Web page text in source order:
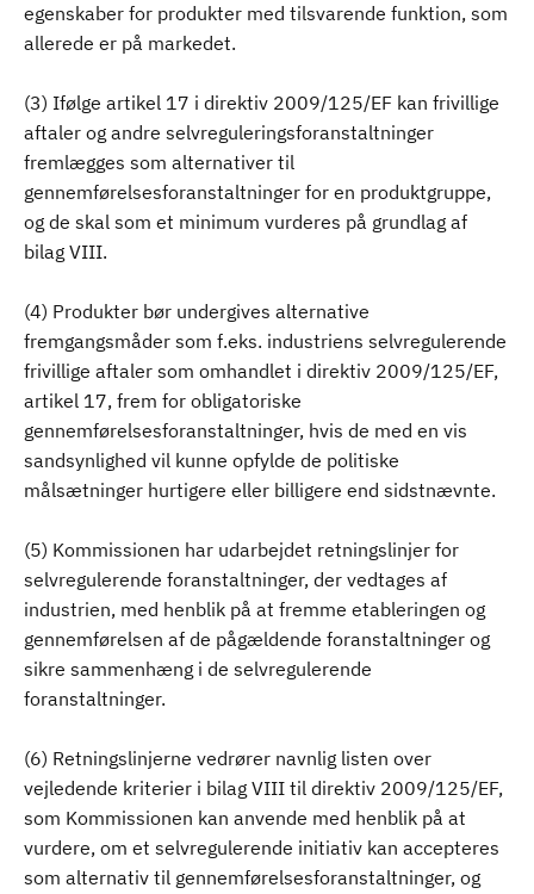
egenskaber for produkter med tilsvarende funktion, som
allerede er på markedet.
(3) Ifølge artikel 17 i direktiv 2009/125/EF kan frivillige
aftaler og andre selvreguleringsforanstaltninger
fremlægges som alternativer til
gennemførelsesforanstaltninger for en produktgruppe,
og de skal som et minimum vurderes på grundlag af
bilag VIII.
(4) Produkter bør undergives alternative
fremgangsmåder som f.eks. industriens selvregulerende
frivillige aftaler som omhandlet i direktiv 2009/125/EF,
artikel 17, frem for obligatoriske
gennemførelsesforanstaltninger, hvis de med en vis
sandsynlighed vil kunne opfylde de politiske
målsætninger hurtigere eller billigere end sidstnævnte.
(5) Kommissionen har udarbejdet retningslinjer for
selvregulerende foranstaltninger, der vedtages af
industrien, med henblik på at fremme etableringen og
gennemførelsen af de pågældende foranstaltninger og
sikre sammenhæng i de selvregulerende
foranstaltninger.
(6) Retningslinjerne vedrører navnlig listen over
vejledende kriterier i bilag VIII til direktiv 2009/125/EF,
som Kommissionen kan anvende med henblik på at
vurdere, om et selvregulerende initiativ kan accepteres
som alternativ til gennemførelsesforanstaltninger, og